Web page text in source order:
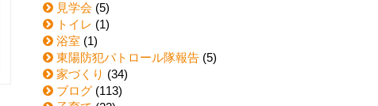
見学会 (5)
トイレ (1)
浴室 (1)
東陽防犯パトロール隊報告 (5)
家づくり (34)
ブログ (113)